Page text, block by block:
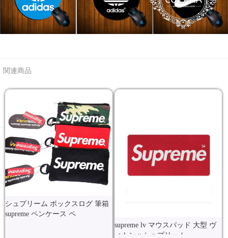
関連商品
シュプリーム ボックスログ 筆箱
supreme ペンケース ペ
supreme lv マウスパッド 大型 ヴ
ィトンｘシュプリーム